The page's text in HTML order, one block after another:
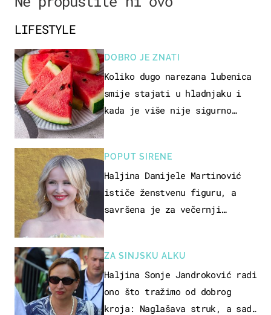
LIFESTYLE
DOBRO JE ZNATI
Koliko dugo narezana lubenica
smije stajati u hladnjaku i
kada je više nije sigurno
POPUT SIRENE
Haljina Danijele Martinović
ističe ženstvenu figuru, a
savršena je za večernji
ZA SINJSKU ALKU
Haljina Sonje Jandroković radi
ono što tražimo od dobrog
kroja: Naglašava struk, a sada